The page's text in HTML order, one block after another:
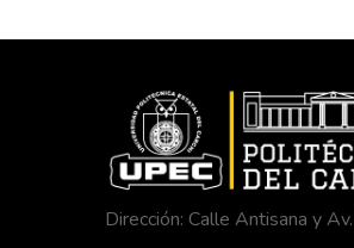
Dirección: Calle Antisana y